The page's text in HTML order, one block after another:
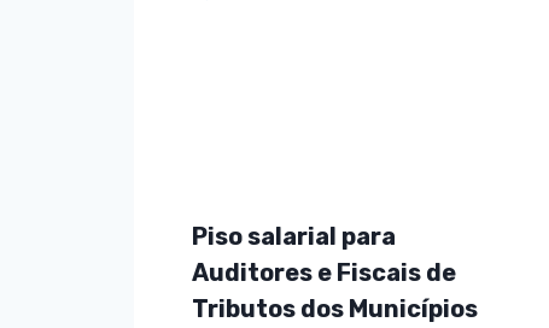
Piso salarial para
Auditores e Fiscais de
Tributos dos Municípios